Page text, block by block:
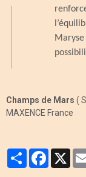
Champs de Mars (
MAXENCE France
PartagerFacebook
X